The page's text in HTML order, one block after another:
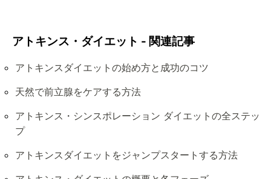
アトキンス・ダイエット - 関連記事
アトキンスダイエットの始め方と成功のコツ
天然で前立腺をケアする方法
アトキンス・シンスポレーション ダイエットの全ステッ
プ
アトキンスダイエットをジャンプスタートする方法